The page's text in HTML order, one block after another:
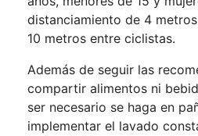
distanciamiento de 4
10 metros entre ciclistas.
Además de seguir las
compartir alimentos ni
ser necesario se haga en
implementar el lavado